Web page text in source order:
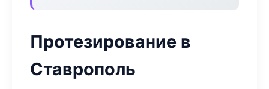
Протезирование в
Ставрополь